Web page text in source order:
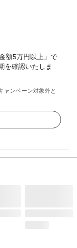
額5万円以上」で
を確認いたしま
ャンペーン対象外と